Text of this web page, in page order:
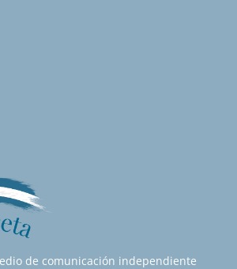
de comunicación independiente